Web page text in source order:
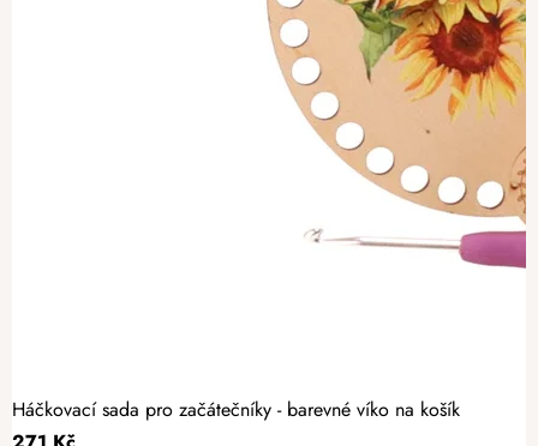
Háčkovací sada pro začátečníky - barevné víko na košík